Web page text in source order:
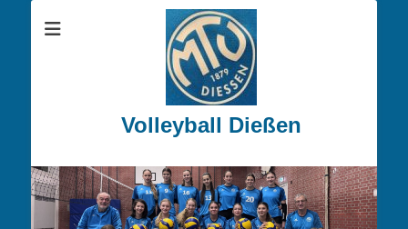
Volleyball Dießen